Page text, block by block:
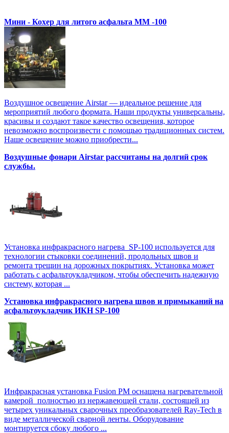
Мини - Кохер для литого асфальта MM -100
Воздушное освещение Airstar — идеальное решение для
мероприятий любого формата. Наши продукты универсальны,
красивы и создают такое качество освещения, которое
невозможно воспроизвести с помощью традиционных систем.
Наше освещение можно приобрести...
Воздушные фонари Airstar рассчитаны на долгий срок
службы.
Установка инфракрасного нагрева SP-100 используется для
технологии стыковки соединений, продольных швов и
ремонта трещин на дорожных покрытиях. Установка может
работать с асфальтоукладчиком, чтобы обеспечить надежную
систему, которая ...
Установка инфракрасного нагрева швов и примыканий на
асфальтоукладчик ИКН SP-100
Инфракрасная установка Fusion PM оснащена нагревательной
камерой полностью из нержавеющей стали, состоящей из
четырех уникальных сварочных преобразователей Ray-Tech в
виде металлической сварной ленты. Оборудование
монтируется сбоку любого ...